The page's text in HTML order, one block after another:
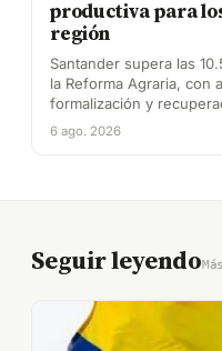
productiva para
región
Santander supera las
la Reforma Agraria, con
formalización y
6 ago. 2026
Seguir leyendo